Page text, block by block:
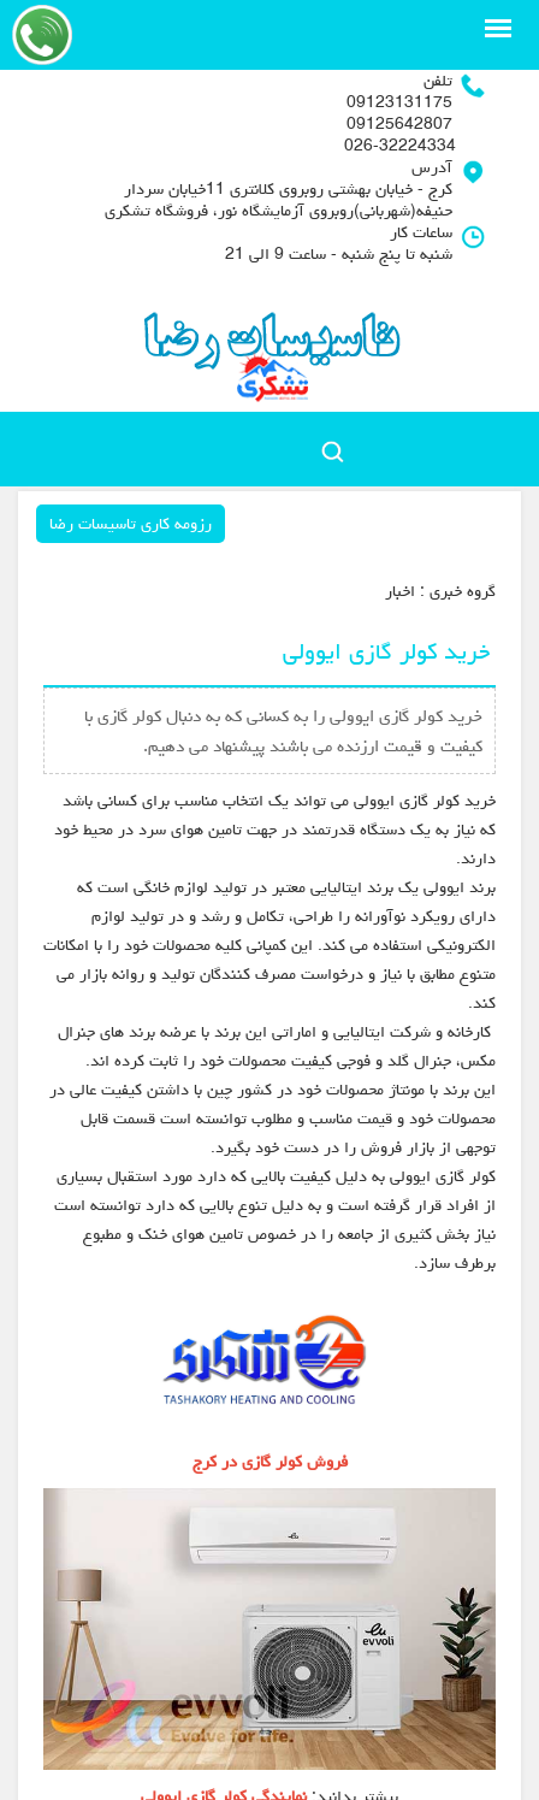
تلفن
09123131175
09125642807
آدرس
کرج - خیابان بهشتی روبروی کلانتری 11خیابان سردار
حنیفه(شهربانی)روبروی آزمایشگاه نور، فروشگاه تشکری
ساعات کار
شنبه تا پنج شنبه - ساعت 9 الی 21
رزومه کاری تاسیسات رضا
گروه خبري : اخبار
خرید کولر گازی ایوولی
خرید کولر گازی ایوولی را به کسانی که به دنبال کولر گازی با
کیفیت و قیمت ارزنده می باشند پیشنهاد می دهیم.
خرید کولر گازی ایوولی می تواند یک انتخاب مناسب برای کسانی باشد
که نیاز به یک دستگاه قدرتمند در جهت تامین هوای سرد در محیط خود
دارند.
برند ایوولی یک برند ایتالیایی معتبر در تولید لوازم خانگی است که
دارای رویکرد نوآورانه را طراحی، تکامل و رشد و در تولید لوازم
الکترونیکی استفاده می کند. این کمپانی کلیه محصولات خود را با امکانات
متنوع مطابق با نیاز و درخواست مصرف کنندگان تولید و روانه بازار می
کند.
کارخانه و شرکت ایتالیایی و اماراتی این برند با عرضه برند های جنرال
مکس، جنرال گلد و فوجی کیفیت محصولات خود را ثابت کرده اند.
این برند با مونتاژ محصولات خود در کشور چین با داشتن کیفیت عالی در
محصولات خود و قیمت مناسب و مطلوب توانسته است قسمت قابل
توجهی از بازار فروش را در دست خود بگیرد.
کولر گازی ایوولی به دلیل کیفیت بالایی که دارد مورد استقبال بسیاری
از افراد قرار گرفته است و به دلیل تنوع بالایی که دارد توانسته است
نیاز بخش کثیری از جامعه را در خصوص تامین هوای خنک و مطبوع
برطرف سازد.
فروش کولر گازی در کرج